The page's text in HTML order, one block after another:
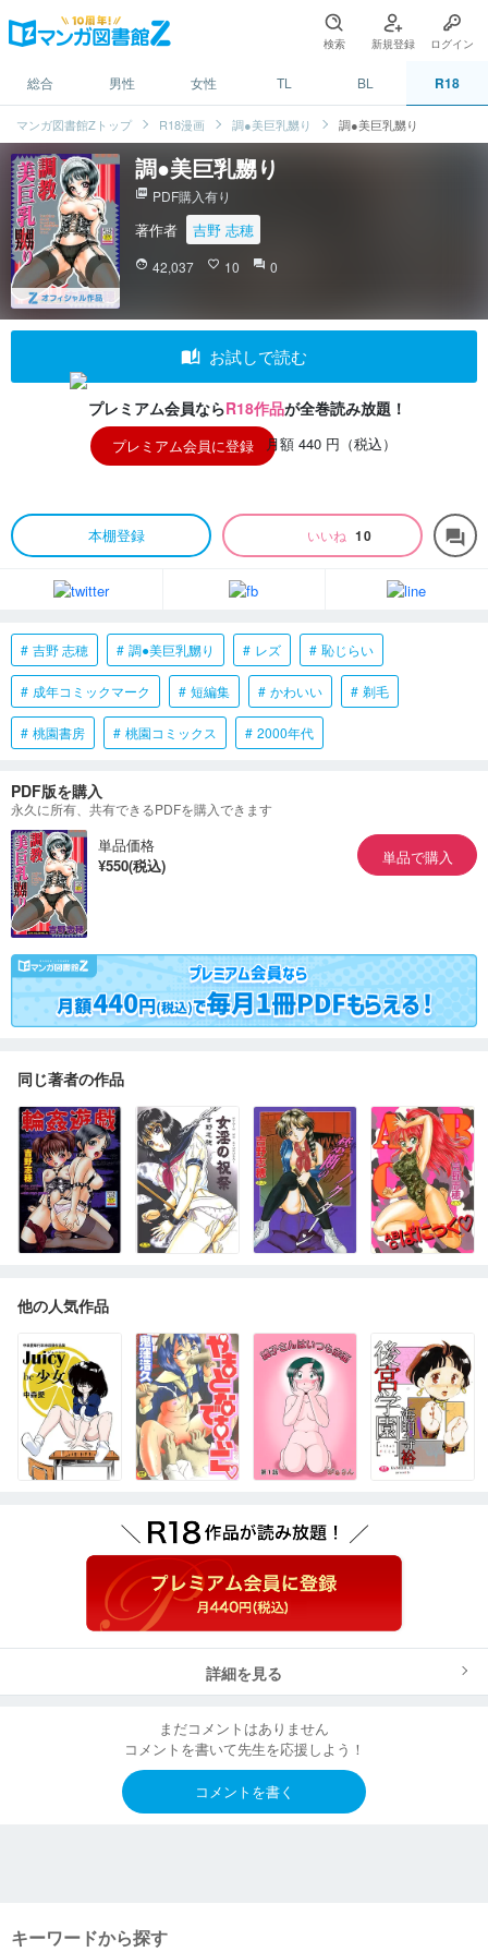
検索 新規登録 ログイン
総合 男性 女性 TL BL R18
マンガ図書館Zトップ R18漫画 調●美巨乳嬲り 調●美巨乳嬲り
調●美巨乳嬲り
picture_as_pdf PDF購入有り
著作者 吉野 志穂
face 42,037 favorite_border 10 question_answer 0
auto_stories お試しで読む
プレミアム会員ならR18作品が全巻読み放題！
プレミアム会員に登録 月額 440 円（税込）
本棚登録 いいね 10 forum
吉野 志穂 調●美巨乳嬲り レズ 恥じらい
成年コミックマーク 短編集 かわいい 剃毛
桃園書房 桃園コミックス 2000年代
PDF版を購入
永久に所有、共有できるPDFを購入できます
単品価格
¥550(税込)
単品で購入
同じ著者の作品
他の人気作品
詳細を見る
まだコメントはありません
コメントを書いて先生を応援しよう！
コメントを書く
キーワードから探す